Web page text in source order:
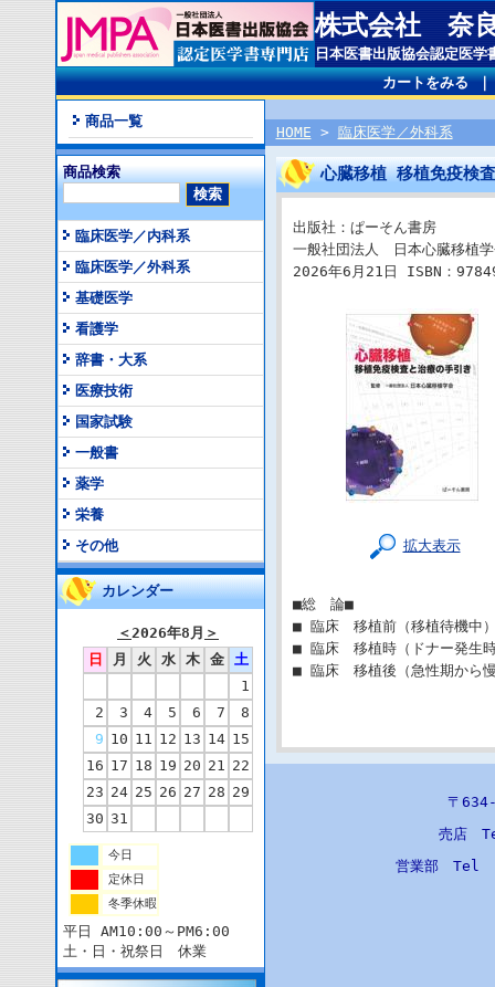
株式会社 奈
日本医書出版協会認定医
カートをみる
商品一覧
商品検索
臨床医学／内科系
臨床医学／外科系
基礎医学
看護学
辞書・大系
医療技術
国家試験
一般書
薬学
栄養
その他
カレンダー
＜2026年8月 ＞
日
月 火 水 木 金
土
1
2
3 4 5 6 7
8
9 10 11 12 13 14 15
16 17 18 19 20 21 22
23 24 25 26 27 28 29
30 31
今日
定休日
冬季休暇
平日 AM10:00～PM6:00
土・日・祝祭日 休業
HOME > 臨床医学／外科系
心臓移植 移植免疫検
出版社：ぱーそん書房
一般社団法人 日本心臓移植学
2026年6月21日 ISBN：
拡大表示
■総 論■
■ 臨床 移植前（移植待機中
■ 臨床 移植時（ドナー発生
■ 臨床 移植後（急性期から
〒
売店
営業部 Tel